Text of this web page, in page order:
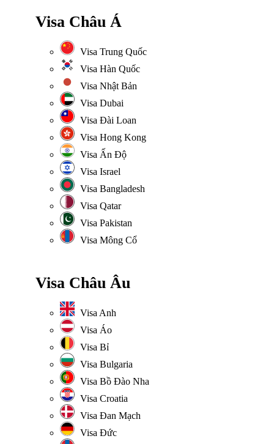
Visa Châu Á
Visa Trung Quốc
Visa Hàn Quốc
Visa Nhật Bản
Visa Dubai
Visa Đài Loan
Visa Hong Kong
Visa Ấn Độ
Visa Israel
Visa Bangladesh
Visa Qatar
Visa Pakistan
Visa Mông Cổ
Visa Châu Âu
Visa Anh
Visa Áo
Visa Bỉ
Visa Bulgaria
Visa Bồ Đào Nha
Visa Croatia
Visa Đan Mạch
Visa Đức